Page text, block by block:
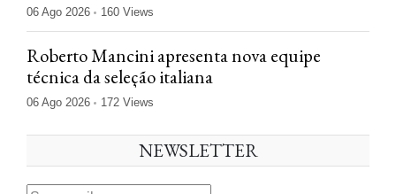
06 Ago 2026 160 Views
Roberto Mancini apresenta nova equipe
técnica da seleção italiana
06 Ago 2026 172 Views
NEWSLETTER